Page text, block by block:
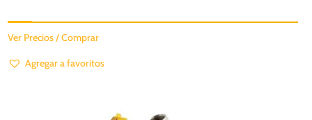
Ver Precios / Comprar
Agregar a favoritos